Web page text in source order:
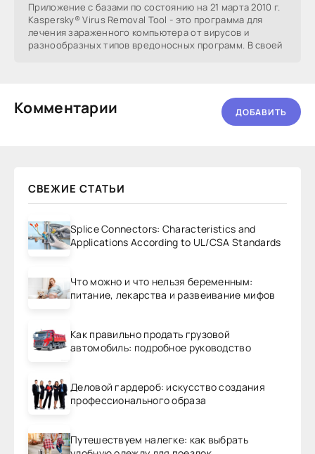
Приложение с базами по состоянию на 21 марта 2010 г.
Kaspersky® Virus Removal Tool - это программа для
лечения зараженного компьютера от вирусов и
разнообразных типов вредоносных программ. В своей
Комментарии ДОБАВИТЬ
СВЕЖИЕ СТАТЬИ
Splice Connectors: Characteristics and
Applications According to UL/CSA Standards
Что можно и что нельзя беременным:
питание, лекарства и развеивание мифов
Как правильно продать грузовой
автомобиль: подробное руководство
Деловой гардероб: искусство создания
профессионального образа
Путешествуем налегке: как выбрать